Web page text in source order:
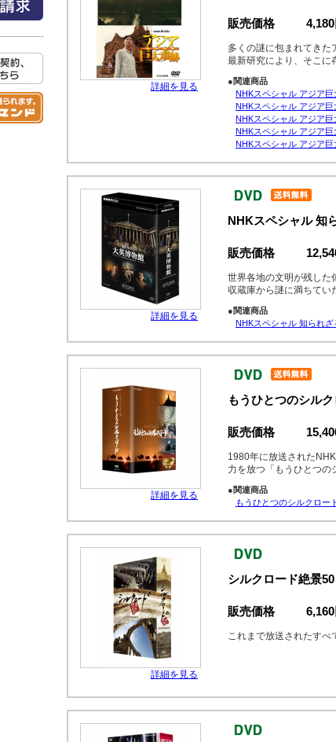
詳細を見る
販売価格 4,180
多くの謎に包まれてきた
最新研究により、そこに
●関連商品
NHKスペシャル アジア巨
NHKスペシャル アジア
NHKスペシャル アジア
NHKスペシャル アジア
NHKスペシャル アジア
詳細を見る
NHKスペシャル 知
販売価格
世界各地の文明が残した
収蔵庫から謎に満ちて
●関連商品
NHKスペシャル 知られ
詳細を見る
もうひとつのシル
販売価格
1980年に放送された
力を放つ「もうひとつ
●関連商品
もうひとつのシルクロー
詳細を見る
シルクロード絶景
販売価格 6,160
これまで放送されたすべ